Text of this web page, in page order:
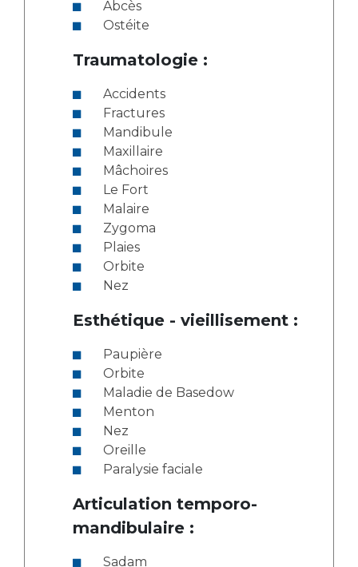
Abcès
Ostéite
Traumatologie :
Accidents
Fractures
Mandibule
Maxillaire
Mâchoires
Le Fort
Malaire
Zygoma
Plaies
Orbite
Nez
Esthétique - vieillisement :
Paupière
Orbite
Maladie de Basedow
Menton
Nez
Oreille
Paralysie faciale
Articulation temporo-
mandibulaire :
Sadam